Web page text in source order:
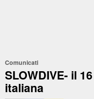
Comunicati
SLOWDIVE- il
italiana